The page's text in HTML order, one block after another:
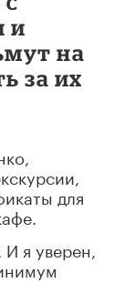
и
на
за их
для
я уверен,